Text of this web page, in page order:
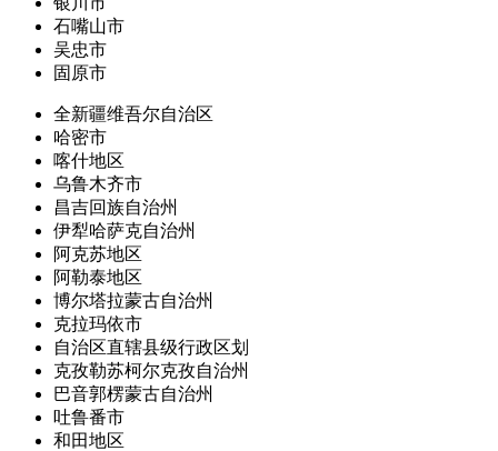
石嘴山市
吴忠市
固原市
全新疆维吾尔自治区
哈密市
喀什地区
乌鲁木齐市
昌吉回族自治州
伊犁哈萨克自治州
阿克苏地区
阿勒泰地区
博尔塔拉蒙古自治州
克拉玛依市
自治区直辖县级行政区划
克孜勒苏柯尔克孜自治州
巴音郭楞蒙古自治州
吐鲁番市
和田地区